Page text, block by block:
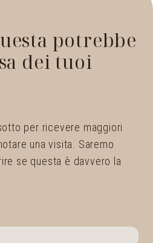
potrebbe
dei tuoi
per ricevere maggiori
una visita. Saremo
se questa è davvero la